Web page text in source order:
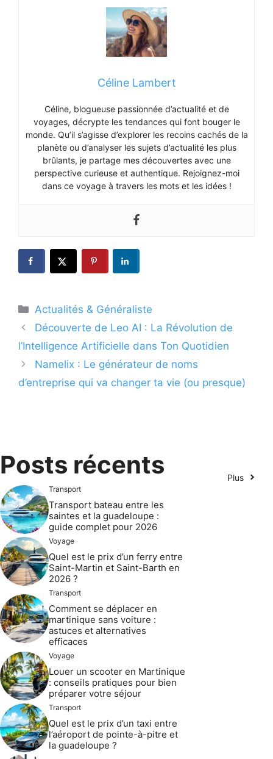
Céline Lambert
Céline, blogueuse passionnée d’actualité et de
voyages, décrypte les tendances qui font bouger le
monde. Qu’il s’agisse d’explorer les recoins cachés de la
planète ou d’analyser les sujets d’actualité les plus
brûlants, je partage mes découvertes avec une
perspective curieuse et authentique. Rejoignez-moi
dans ce voyage à travers les mots et les idées !
Catégories
Actualités & Généraliste
Découverte de Leo AI : La Révolution de
l’Intelligence Artificielle dans Ton Quotidien
Namelix : Le générateur de noms
d’entreprise qui va changer ta vie (ou presque)
Posts récents Plus
Transport
Transport bateau entre les
saintes et la guadeloupe :
guide complet pour 2026
Voyage
Quel est le prix d’un ferry entre
Saint-Martin et Saint-Barth en
2026 ?
Transport
Comment se déplacer en
martinique sans voiture :
astuces et alternatives
efficaces
Voyage
Louer un scooter en Martinique
: conseils pratiques pour bien
préparer votre séjour
Transport
Quel est le prix d’un taxi entre
l’aéroport de pointe-à-pitre et
la guadeloupe ?